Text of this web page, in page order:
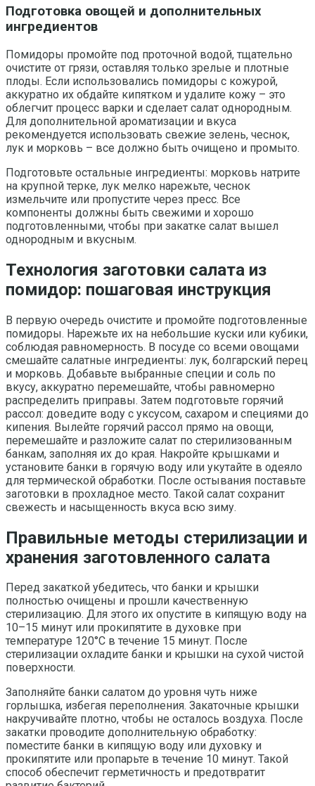
Подготовка овощей и дополнительных
ингредиентов
Помидоры промойте под проточной водой, тщательно
очистите от грязи, оставляя только зрелые и плотные
плоды. Если использовались помидоры с кожурой,
аккуратно их обдайте кипятком и удалите кожу – это
облегчит процесс варки и сделает салат однородным.
Для дополнительной ароматизации и вкуса
рекомендуется использовать свежие зелень, чеснок,
лук и морковь – все должно быть очищено и промыто.
Подготовьте остальные ингредиенты: морковь натрите
на крупной терке, лук мелко нарежьте, чеснок
измельчите или пропустите через пресс. Все
компоненты должны быть свежими и хорошо
подготовленными, чтобы при закатке салат вышел
однородным и вкусным.
Технология заготовки салата из
помидор: пошаговая инструкция
В первую очередь очистите и промойте подготовленные
помидоры. Нарежьте их на небольшие куски или кубики,
соблюдая равномерность. В посуде со всеми овощами
смешайте салатные ингредиенты: лук, болгарский перец
и морковь. Добавьте выбранные специи и соль по
вкусу, аккуратно перемешайте, чтобы равномерно
распределить приправы. Затем подготовьте горячий
рассол: доведите воду с уксусом, сахаром и специями до
кипения. Вылейте горячий рассол прямо на овощи,
перемешайте и разложите салат по стерилизованным
банкам, заполняя их до края. Накройте крышками и
установите банки в горячую воду или укутайте в одеяло
для термической обработки. После остывания поставьте
заготовки в прохладное место. Такой салат сохранит
свежесть и насыщенность вкуса всю зиму.
Правильные методы стерилизации и
хранения заготовленного салата
Перед закаткой убедитесь, что банки и крышки
полностью очищены и прошли качественную
стерилизацию. Для этого их опустите в кипящую воду на
10–15 минут или прокипятите в духовке при
температуре 120°C в течение 15 минут. После
стерилизации охладите банки и крышки на сухой чистой
поверхности.
Заполняйте банки салатом до уровня чуть ниже
горлышка, избегая переполнения. Закаточные крышки
накручивайте плотно, чтобы не осталось воздуха. После
закатки проводите дополнительную обработку:
поместите банки в кипящую воду или духовку и
прокипятите или пропарьте в течение 10 минут. Такой
способ обеспечит герметичность и предотвратит